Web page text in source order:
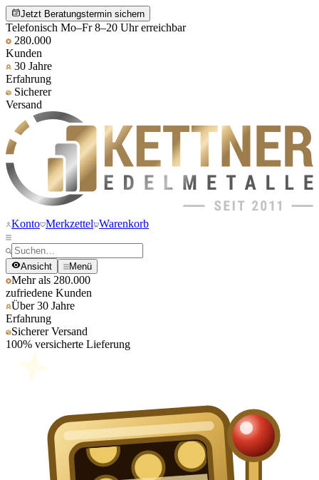
Jetzt Beratungstermin sichern
Telefonisch Mo–Fr 8–20 Uhr erreichbar
280.000
Kunden
30 Jahre
Erfahrung
Sicherer
Versand
Konto Merkzettel Warenkorb
Ansicht Menü
Mehr als 280.000
zufriedene Kunden
Über 30 Jahre
Erfahrung
Sicherer Versand
100% versicherte Lieferung